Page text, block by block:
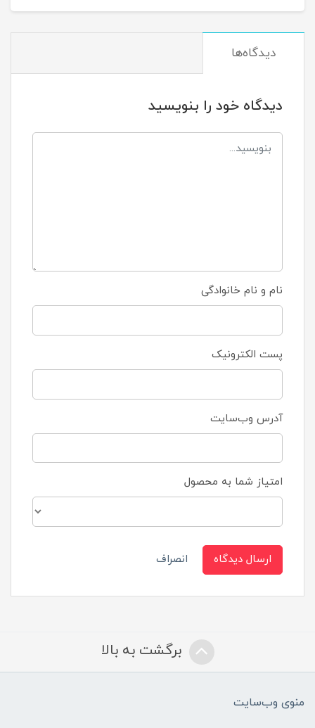
دیدگاه‌ها
دیدگاه خود را بنویسید
نام و نام خانوادگی
پست الکترونیک
آدرس وب‌سایت
امتیاز شما به محصول
ارسال دیدگاه انصراف
برگشت به بالا
منوی وب‌سایت